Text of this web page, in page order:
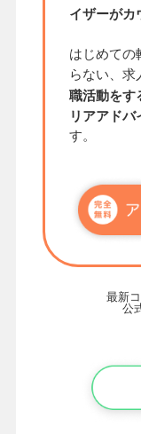
イザーがカ
はじめての
らない、求
職活動をす
リアアドバ
す。
最新
公